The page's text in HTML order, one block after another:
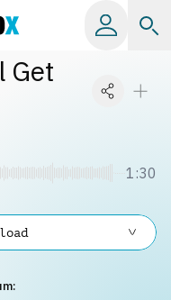
Get
1:30